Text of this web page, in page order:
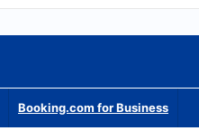
Booking.com for Business